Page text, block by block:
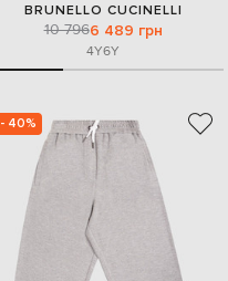
BRUNELLO CUCINELLI
10 7966 489 грн
4Y6Y
- 40%